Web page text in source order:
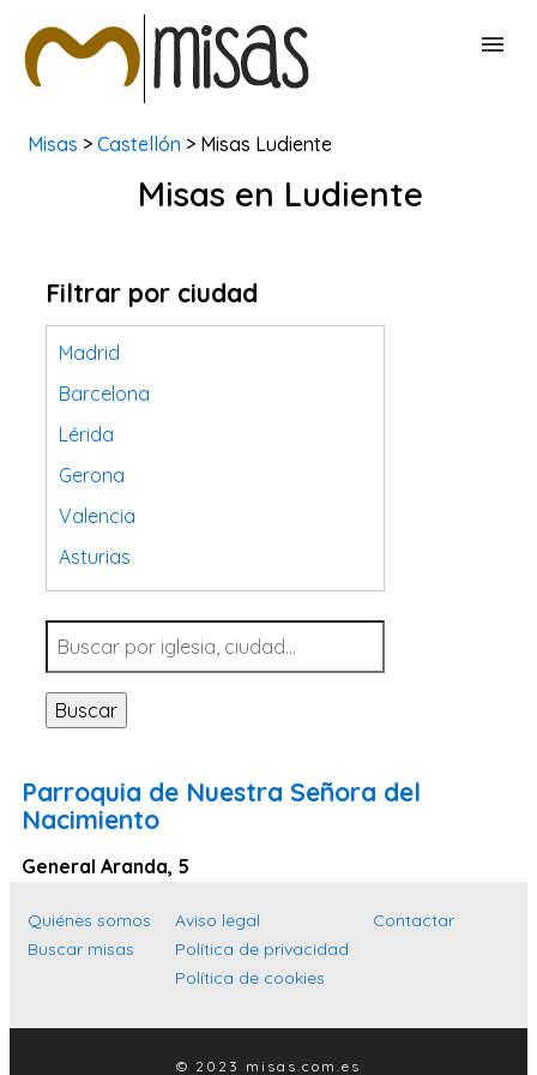
BUSCAR MISAS
Misas > Castellón > Misas Ludiente
Misas en Ludiente
Filtrar por ciudad
Madrid
Barcelona
Lérida
Gerona
Valencia
Asturias
Tarragona
Navarra
Valladolid
Sevilla
Santa Cruz de Tenerife
Islas Baleares
Las Palmas
Buscar
Parroquia de Nuestra Señora del
Nacimiento
General Aranda, 5
Quiénes somos
Buscar misas
Aviso legal
Política de privacidad
Política de cookies
Contactar
© 2023 misas.com.es